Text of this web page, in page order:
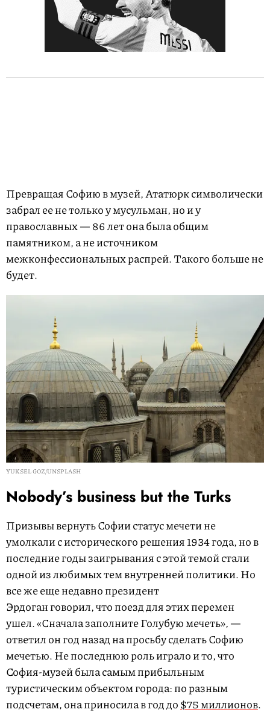
Превращая Софию в музей, Ататюрк символически
забрал ее не только у мусульман, но и у
православных — 86 лет она была общим
памятником, а не источником
межконфессиональных распрей. Такого больше не
будет.
YUKSEL GOZ/UNSPLASH
Nobody’s business but the Turks
Призывы вернуть Софии статус мечети не
умолкали с исторического решения 1934 года, но в
последние годы заигрывания с этой темой стали
одной из любимых тем внутренней политики. Но
все же еще недавно президент
Эрдоган говорил, что поезд для этих перемен
ушел. «Сначала заполните Голубую мечеть», —
ответил он год назад на просьбу сделать Софию
мечетью. Не последнюю роль играло и то, что
София-музей была самым прибыльным
туристическим объектом города: по разным
подсчетам, она приносила в год до$75 миллионов.